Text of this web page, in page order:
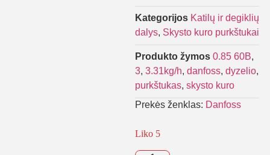
Kategorijos Katilų ir degiklių
dalys, Skysto kuro purkštukai
Produkto žymos 0.85 60B,
3, 3.31kg/h, danfoss, dyzelio,
purkštukas, skysto kuro
Prekės ženklas: Danfoss
Liko 5